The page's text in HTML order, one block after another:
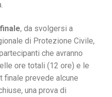
, da svolgersi a
di Protezione Civile,
che avranno
ore totali (12 ore) e le
prevede alcune
una prova di